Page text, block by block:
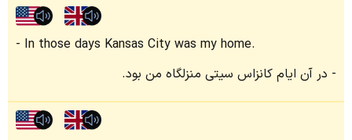
In those days Kansas City was my home.
در آن ایام کانزاس سیتی منزلگاه من بود.